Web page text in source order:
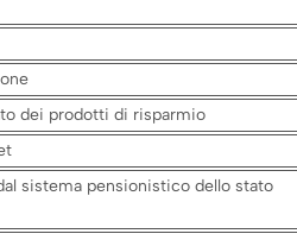
dei prodotti di risparmio
sistema pensionistico dello stato